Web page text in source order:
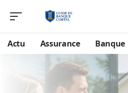
Actu Assurance Banque